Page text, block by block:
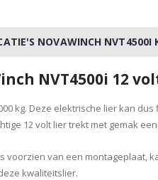
NOVAWINCH NVT4500I
NVT4500i 12
kg. Deze elektrische lier kan
12 volt lier trekt met gemak
voorzien van een
kwaliteitslier.